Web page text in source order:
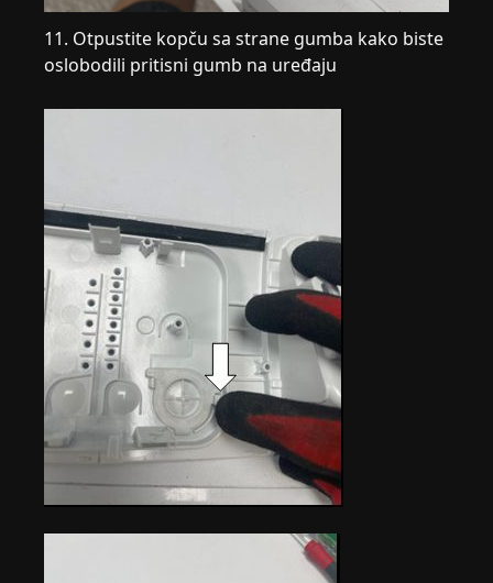
11. Otpustite kopču sa strane gumba kako biste
oslobodili pritisni gumb na uređaju